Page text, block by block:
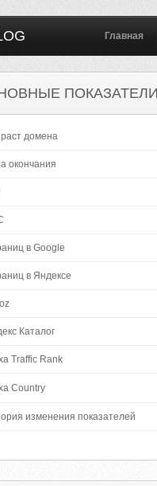
Главная
домена
окончания
в Google
в Яндексе
Каталог
Traffic Rank
Country
изменения показателей